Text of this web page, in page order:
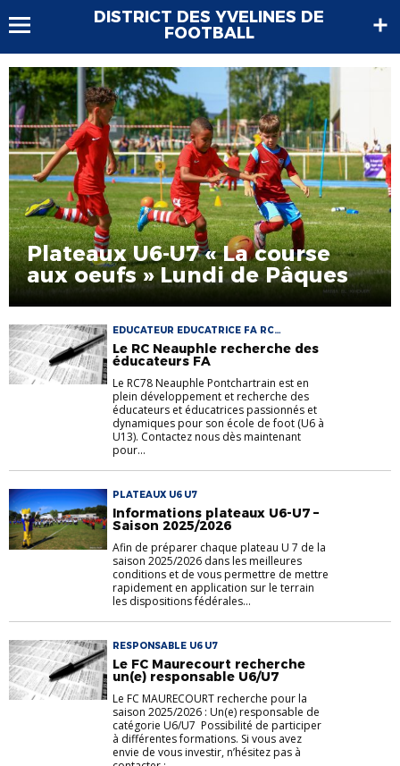
DISTRICT DES YVELINES DE
FOOTBALL
Plateaux U6-U7 « La course
aux oeufs » Lundi de Pâques
EDUCATEUR EDUCATRICE FA RC
NEAUPHLE PONTCHARTRAIN U13 U6
Le RC Neauphle recherche des
éducateurs FA
Le RC78 Neauphle Pontchartrain est en
plein développement et recherche des
éducateurs et éducatrices passionnés et
dynamiques pour son école de foot (U6 à
U13). Contactez nous dès maintenant
pour...
PLATEAUX U6 U7
Informations plateaux U6-U7 –
Saison 2025/2026
Afin de préparer chaque plateau U 7 de la
saison 2025/2026 dans les meilleures
conditions et de vous permettre de mettre
rapidement en application sur le terrain
les dispositions fédérales...
RESPONSABLE U6 U7
Le FC Maurecourt recherche
un(e) responsable U6/U7
Le FC MAURECOURT recherche pour la
saison 2025/2026 : Un(e) responsable de
catégorie U6/U7 Possibilité de participer
à différentes formations. Si vous avez
envie de vous investir, n’hésitez pas à